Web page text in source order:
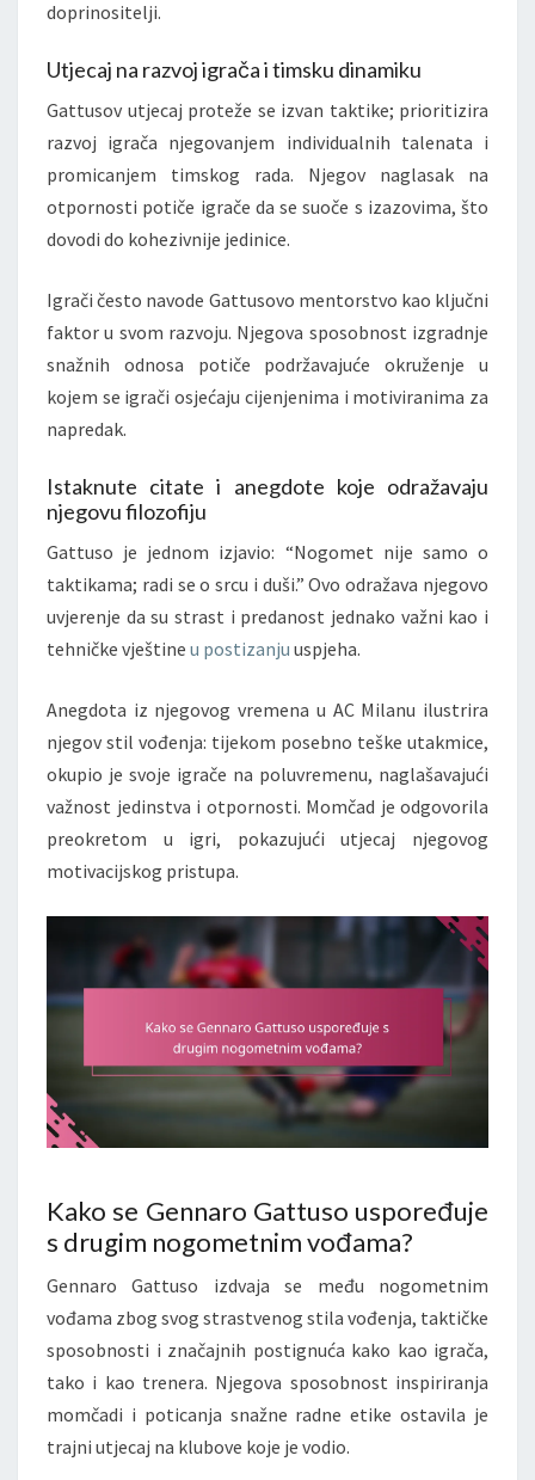
doprinositelji.
Utjecaj na razvoj igrača i timsku dinamiku
Gattusov utjecaj proteže se izvan taktike; prioritizira
razvoj igrača njegovanjem individualnih talenata i
promicanjem timskog rada. Njegov naglasak na
otpornosti potiče igrače da se suoče s izazovima, što
dovodi do kohezivnije jedinice.
Igrači često navode Gattusovo mentorstvo kao ključni
faktor u svom razvoju. Njegova sposobnost izgradnje
snažnih odnosa potiče podržavajuće okruženje u
kojem se igrači osjećaju cijenjenima i motiviranima za
napredak.
Istaknute citate i anegdote koje odražavaju
njegovu filozofiju
Gattuso je jednom izjavio: “Nogomet nije samo o
taktikama; radi se o srcu i duši.” Ovo odražava njegovo
uvjerenje da su strast i predanost jednako važni kao i
tehničke vještine u postizanju uspjeha.
Anegdota iz njegovog vremena u AC Milanu ilustrira
njegov stil vođenja: tijekom posebno teške utakmice,
okupio je svoje igrače na poluvremenu, naglašavajući
važnost jedinstva i otpornosti. Momčad je odgovorila
preokretom u igri, pokazujući utjecaj njegovog
motivacijskog pristupa.
Kako se Gennaro Gattuso uspoređuje
s drugim nogometnim vođama?
Gennaro Gattuso izdvaja se među nogometnim
vođama zbog svog strastvenog stila vođenja, taktičke
sposobnosti i značajnih postignuća kako kao igrača,
tako i kao trenera. Njegova sposobnost inspiriranja
momčadi i poticanja snažne radne etike ostavila je
trajni utjecaj na klubove koje je vodio.